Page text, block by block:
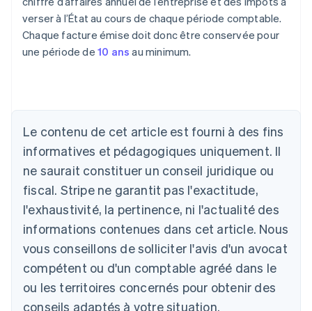
verser à l’État au cours de chaque période comptable.
Chaque facture émise doit donc être conservée pour
une période de 10 ans au minimum.
Le contenu de cet article est fourni à des fins
informatives et pédagogiques uniquement. Il
ne saurait constituer un conseil juridique ou
fiscal. Stripe ne garantit pas l'exactitude,
l'exhaustivité, la pertinence, ni l'actualité des
informations contenues dans cet article. Nous
vous conseillons de solliciter l'avis d'un avocat
compétent ou d'un comptable agréé dans le
ou les territoires concernés pour obtenir des
conseils adaptés à votre situation.
Australie
Autriche
DeutschEnglish
Belgique
Nederlands FrançaisDeutsch English
Brésil
PortuguêsEnglish
English
Canada
English Français
Chine continentale
简体中文English
Chypre